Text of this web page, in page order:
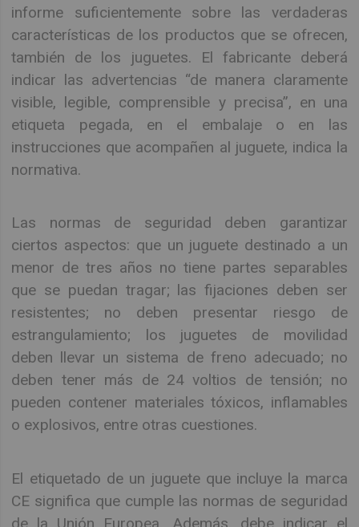
informe suficientemente sobre las verdaderas
características de los productos que se ofrecen,
también de los juguetes. El fabricante deberá
indicar las advertencias “de manera claramente
visible, legible, comprensible y precisa”, en una
etiqueta pegada, en el embalaje o en las
instrucciones que acompañen al juguete, indica la
normativa.
Las normas de seguridad deben garantizar
ciertos aspectos: que un juguete destinado a un
menor de tres años no tiene partes separables
que se puedan tragar; las fijaciones deben ser
resistentes; no deben presentar riesgo de
estrangulamiento; los juguetes de movilidad
deben llevar un sistema de freno adecuado; no
deben tener más de 24 voltios de tensión; no
pueden contener materiales tóxicos, inflamables
o explosivos, entre otras cuestiones.
El etiquetado de un juguete que incluye la marca
CE significa que cumple las normas de seguridad
de la Unión Europea. Además, debe indicar el